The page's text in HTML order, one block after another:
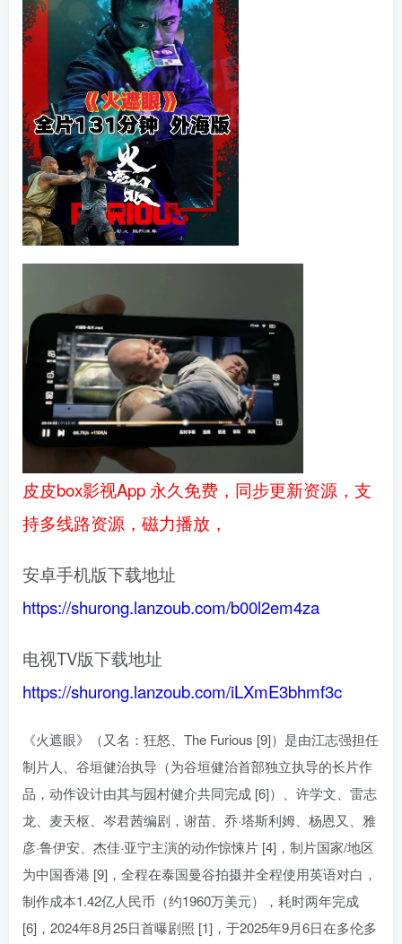
皮皮box影视App 永久免费，同步更新资源，支
持多线路资源，磁力播放，
安卓手机版下载地址
https://shurong.lanzoub.com/b00l2em4za
电视TV版下载地址
https://shurong.lanzoub.com/iLXmE3bhmf3c
《火遮眼》（又名：狂怒、The Furious [9]）是由江志强担任
制片人、谷垣健治执导（为谷垣健治首部独立执导的长片作
品，动作设计由其与园村健介共同完成 [6]）、许学文、雷志
龙、麦天枢、岑君茜编剧，谢苗、乔·塔斯利姆、杨恩又、雅
彦·鲁伊安、杰佳·亚宁主演的动作惊悚片 [4]，制片国家/地区
为中国香港 [9]，全程在泰国曼谷拍摄并全程使用英语对白，
制作成本1.42亿人民币（约1960万美元），耗时两年完成
[6]，2024年8月25日首曝剧照 [1]，于2025年9月6日在多伦多